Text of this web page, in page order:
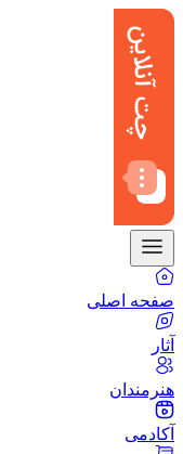
صفحه اصلی
آثار
هنرمندان
آکادمی